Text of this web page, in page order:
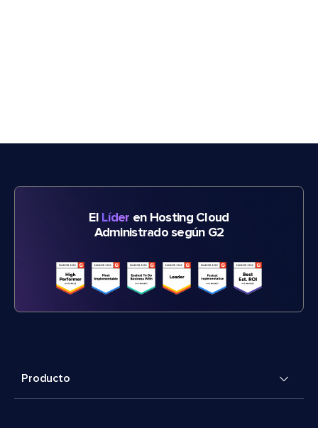
El Líder en Hosting Cloud
Administrado según G2
Producto